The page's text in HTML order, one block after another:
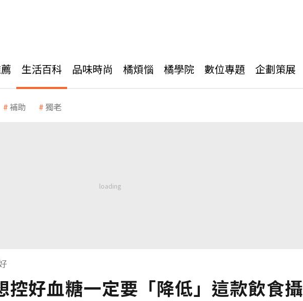
生活百科 品味時尚 橘煩惱 橘學院 數位專題 企劃策展
補助 獨老
控好血糖一定要「降低」這款飲食